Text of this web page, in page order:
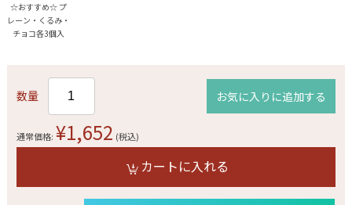
☆おすすめ☆ プ
レーン・くるみ・
チョコ各3個入
数量 お気に入りに追加する
通常価格: ¥1,652 (税込)
カートに入れる